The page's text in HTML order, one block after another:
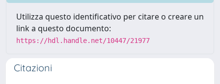
Utilizza questo identificativo per citare o creare un
link a questo documento:
https://hdl.handle.net/10447/21977
Citazioni